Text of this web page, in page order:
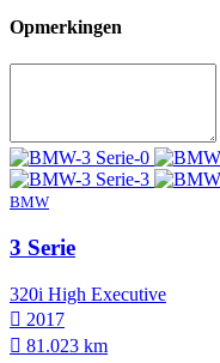
Opmerkingen
BMW
3 Serie
320i High Executive
2017
81.023 km